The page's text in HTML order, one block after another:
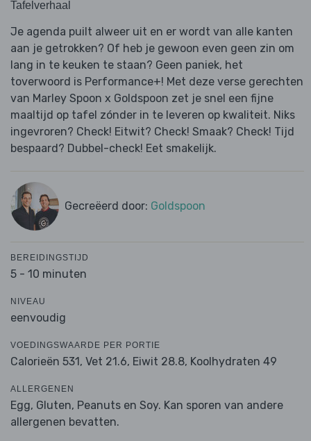
Tafelverhaal
Je agenda puilt alweer uit en er wordt van alle kanten
aan je getrokken? Of heb je gewoon even geen zin om
lang in te keuken te staan? Geen paniek, het
toverwoord is Performance+! Met deze verse gerechten
van Marley Spoon x Goldspoon zet je snel een fijne
maaltijd op tafel zónder in te leveren op kwaliteit. Niks
ingevroren? Check! Eitwit? Check! Smaak? Check! Tijd
bespaard? Dubbel-check! Eet smakelijk.
Gecreëerd door: Goldspoon
BEREIDINGSTIJD
5 - 10 minuten
NIVEAU
eenvoudig
VOEDINGSWAARDE PER PORTIE
Calorieën 531, Vet 21.6, Eiwit 28.8, Koolhydraten 49
ALLERGENEN
Egg, Gluten, Peanuts en Soy. Kan sporen van andere
allergenen bevatten.